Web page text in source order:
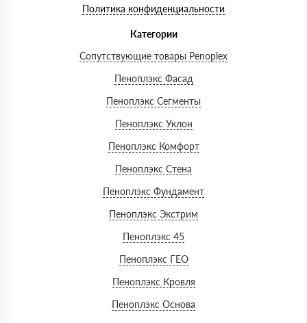
Политика конфиденциальности
Категории
Сопутствующие товары Penoplex
Пеноплэкс Фасад
Пеноплэкс Сегменты
Пеноплэкс Уклон
Пеноплэкс Комфорт
Пеноплэкс Стена
Пеноплэкс Фундамент
Пеноплэкс Экстрим
Пеноплэкс 45
Пеноплэкс ГЕО
Пеноплэкс Кровля
Пеноплэкс Основа